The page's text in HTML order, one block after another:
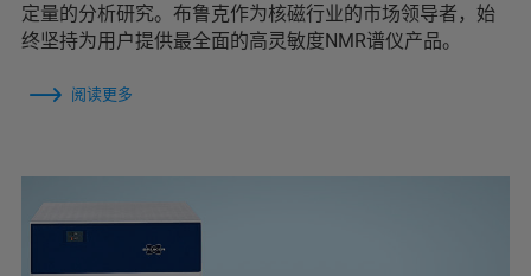
定量的分析研究。布鲁克作为核磁行业的市场领导者，始
终坚持为用户提供最全面的高灵敏度NMR谱仪产品。
阅读更多